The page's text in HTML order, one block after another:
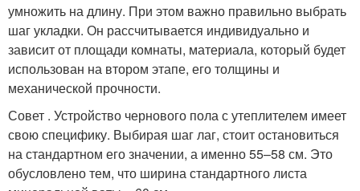
умножить на длину. При этом важно правильно выбрать
шаг укладки. Он рассчитывается индивидуально и
зависит от площади комнаты, материала, который будет
использован на втором этапе, его толщины и
механической прочности.
Совет . Устройство чернового пола с утеплителем имеет
свою специфику. Выбирая шаг лаг, стоит остановиться
на стандартном его значении, а именно 55–58 см. Это
обусловлено тем, что ширина стандартного листа